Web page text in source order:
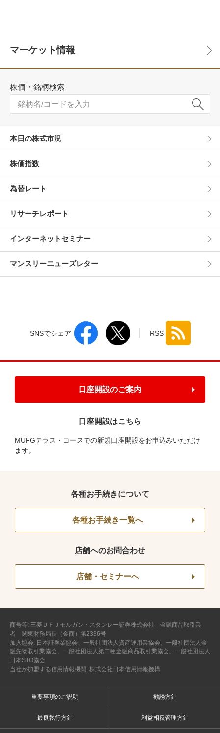
マーケット情報
株価・銘柄検索
本日の株式市況
株価指数
為替レート
リサーチレポート
インターネットセミナー
マンスリーニューズレター
SNSでシェア RSS
口座開設のご案内
口座開設はこちら
MUFGテラス・コースでの新規口座開設をお申込みいただけ
ます。
各種お手続きについて
各種お手続き一覧へ
店舗へのお問合わせ
店舗・セミナーへ
商号等: 三菱ＵＦＪモルガン・スタンレー証券株式会社 金融商品取引業
者 関東財務局長（金商）第2336号
加入協会: 日本証券業協会、一般社団法人資産運用業協会、一般社団法人金
融先物取引業協会、一般社団法人第二種金融商品取引業協会、一般社団法人
日本STO協会
当社が加盟する信用情報機関: 株式会社日本信用情報機構
重要事項のご説明 勧誘方針
最良執行方針 利益相反管理方針